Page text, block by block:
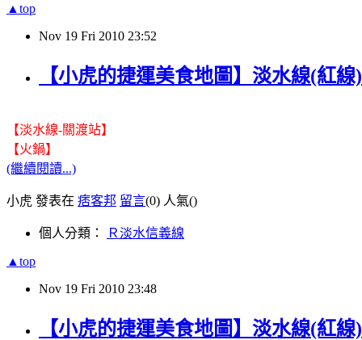
▲top
Nov 19 Fri 2010 23:52
【小虎的捷運美食地圖】淡水線(紅
【淡水線-關渡站】
【火鍋】
(繼續閱讀...)
小虎 發表在 痞客邦 留言(0) 人氣()
個人分類： Ｒ淡水信義線
▲top
Nov 19 Fri 2010 23:48
【小虎的捷運美食地圖】淡水線(紅